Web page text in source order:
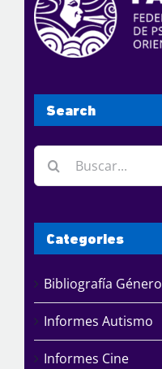
Search
Buscar:
Categories
Bibliografía Género
Informes Autismo
Informes Cine